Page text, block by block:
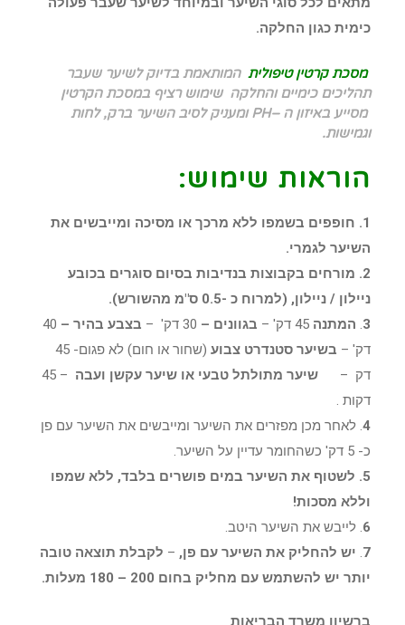
כימית כגון החלקה.
מסכת קרטין טיפולית המותאמת בדיוק לשיער שעבר
תהליכים כימיים והחלקה שימוש רציף במסכת הקרטין
מסייע באיזון ה –PH ומעניק לסיב השיער ברק, לחות
וגמישות.
הוראות שימוש:
1. חופפים בשמפו ללא מרכך או מסיכה ומייבשים את
השיער לגמרי.
2. מורחים בקבוצות בנדיבות בסיום סוגרים בכובע
ניילון / ניילון, (למרוח כ -0.5 ס"מ מהשורש).
3
. המתנה בגוונים – 30 דק' – בצבע בהיר – 40
דק' – בשיער סטנדרט צבוע
(שחור או חום) לא פגום- 45
דק – שיער מתולתל טבעי או שיער עקשן ועבה
– 45
דקות .
4. לאחר מכן מפזרים את השיער ומייבשים את השיער עם פן
כ- 5 דק' כשהחומר עדיין על השיער.
5. לשטוף את השיער במים פושרים בלבד, ללא שמפו
וללא מסכות!
6. לייבש את השיער היטב.
7
. יש להחליק את השיער עם פן, – לקבלת תוצאה טובה
יותר יש להשתמש עם מחליק בחום 200 – 180 מעלות.
ברשיון משרד הבריאות